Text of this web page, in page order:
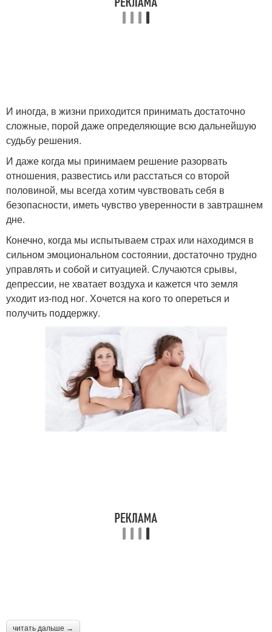
И иногда, в жизни приходится принимать достаточно
сложные, порой даже определяющие всю дальнейшую
судьбу решения.
И даже когда мы принимаем решение разорвать
отношения, развестись или расстаться со второй
половиной, мы всегда хотим чувствовать себя в
безопасности, иметь чувство уверенности в завтрашнем
дне.
Конечно, когда мы испытываем страх или находимся в
сильном эмоциональном состоянии, достаточно трудно
управлять и собой и ситуацией. Случаются срывы,
депрессии, не хватает воздуха и кажется что земля
уходит из-под ног. Хочется на кого то опереться и
получить поддержку.
читать дальше →